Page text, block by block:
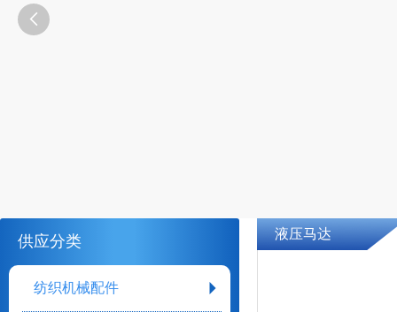

供应分类
纺织机械配件
液压马达